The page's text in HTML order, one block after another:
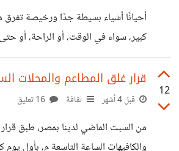
تعمل وتساعد خطيبها لشراء شقة،
لو غرفة واحدة، والمذيعة اقترحت حل
منفصلتين فوق
أحيانًا أشياء بسيطة جدًا ورخيصة تفرق
كبير، سواء في الوقت، أو الراحة، أو
فمثلًا المشي من الأشياء التي لا
المستوى النفسي والبدني. كذلك زراعة
المنزل، مثل النعناع والكسبرة
12
قرار غلق المطاعم والمحلات
قبل 4 أشهر ثقافة
من السبت الماضي لدينا بمصر، طبق